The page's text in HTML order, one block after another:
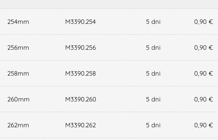
254mm M3390.254 5 dni 0,90 €
256mm M3390.256 5 dni 0,90 €
258mm M3390.258 5 dni 0,90 €
260mm M3390.260 5 dni 0,90 €
262mm M3390.262 5 dni 0,90 €